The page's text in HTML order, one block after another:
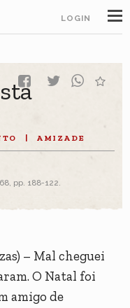
LOGIN
AMIZADE
pp. 188-122.
– Mal cheguei
O Natal foi
amigo de